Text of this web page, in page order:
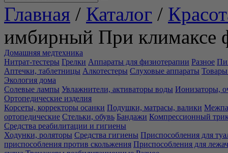
Главная / Каталог /
имбирный При климаксе
Домашняя медтехника
Нитрат-тестеры Грелки Аппараты для физиотерапии Разное
Аптечки, таблетницы Алкотестеры Слуховые аппараты Товары
Экология дома
Солевые лампы Увлажнители, активаторы воды Ионизаторы,
Ортопедические изделия
Корсеты, корректоры осанки Подушки, матрасы, валики
ортопедические Стельки, обувь Бандажи Компрессионный
Средства реабилитации и гигиены
Ходунки, роляторы Средства гигиены Приспособления для
приспособления против скольжения Приспособления для